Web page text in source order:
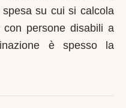
su cui si calcola
con persone disabili a
è spesso la